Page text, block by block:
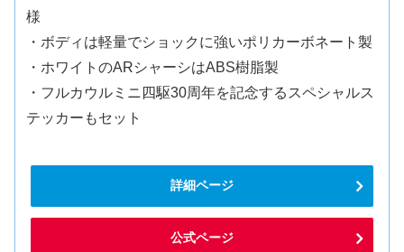
様
・ボディは軽量でショックに強いポリカーボネート製
・ホワイトのARシャーシはABS樹脂製
・フルカウルミニ四駆30周年を記念するスペシャルス
テッカーもセット
詳細ページ
公式ページ